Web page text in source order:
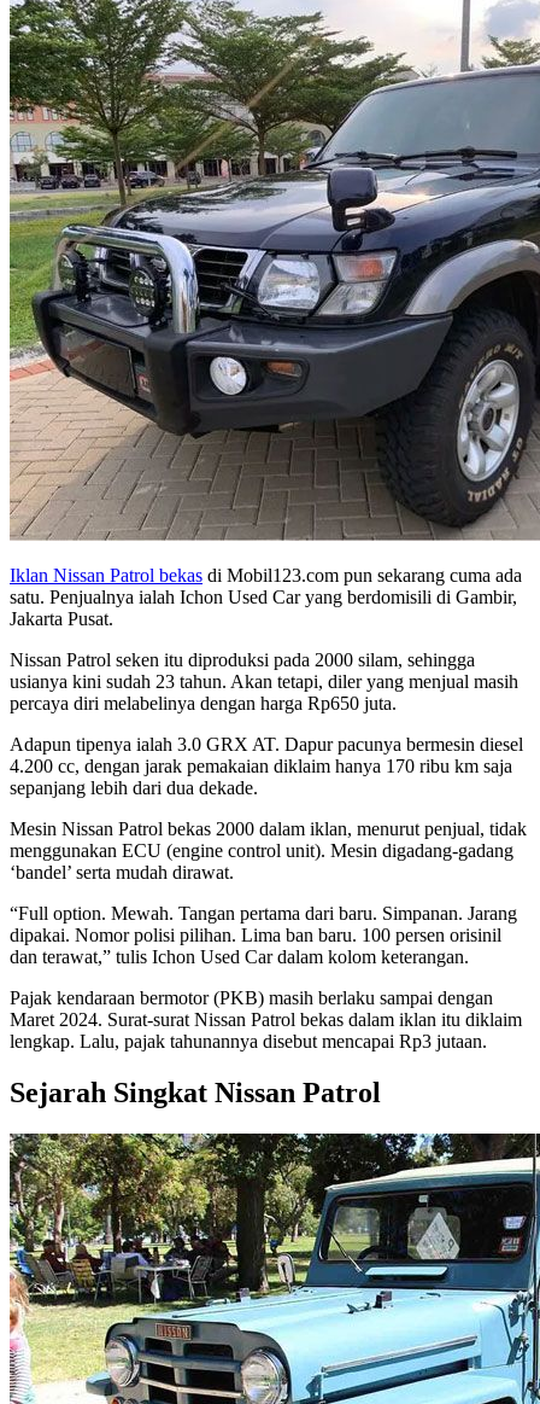
Iklan Nissan Patrol bekas di Mobil123.com pun sekarang cuma ada
satu. Penjualnya ialah Ichon Used Car yang berdomisili di Gambir,
Jakarta Pusat.
Nissan Patrol seken itu diproduksi pada 2000 silam, sehingga
usianya kini sudah 23 tahun. Akan tetapi, diler yang menjual masih
percaya diri melabelinya dengan harga Rp650 juta.
Adapun tipenya ialah 3.0 GRX AT. Dapur pacunya bermesin diesel
4.200 cc, dengan jarak pemakaian diklaim hanya 170 ribu km saja
sepanjang lebih dari dua dekade.
Mesin Nissan Patrol bekas 2000 dalam iklan, menurut penjual, tidak
menggunakan ECU (engine control unit). Mesin digadang-gadang
‘bandel’ serta mudah dirawat.
“Full option. Mewah. Tangan pertama dari baru. Simpanan. Jarang
dipakai. Nomor polisi pilihan. Lima ban baru. 100 persen orisinil
dan terawat,” tulis Ichon Used Car dalam kolom keterangan.
Pajak kendaraan bermotor (PKB) masih berlaku sampai dengan
Maret 2024. Surat-surat Nissan Patrol bekas dalam iklan itu diklaim
lengkap. Lalu, pajak tahunannya disebut mencapai Rp3 jutaan.
Sejarah Singkat Nissan Patrol